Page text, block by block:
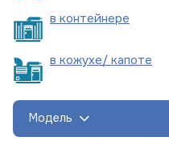
в контейнере
в кожухе/ капоте
Модель